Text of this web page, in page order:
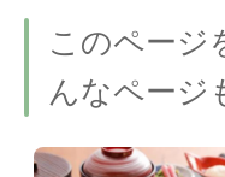
このページ
んなページ